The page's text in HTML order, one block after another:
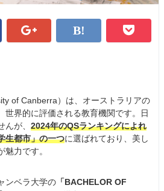
of Canberra）は、オーストラリアの
世界的に評価される教育機関です。日
が、 2024年のQSランキングによれ
生都市」の一つに選ばれており、美し
魅力です。
ンベラ大学の 「BACHELOR OF